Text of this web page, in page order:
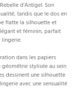
d’Antigel. Son
tandis que le dos en
flatte la silhouette et
et féminin, parfait
lingerie.
dans les papiers
stylisée au sein
dessinent une silhouette
avec une sensualité